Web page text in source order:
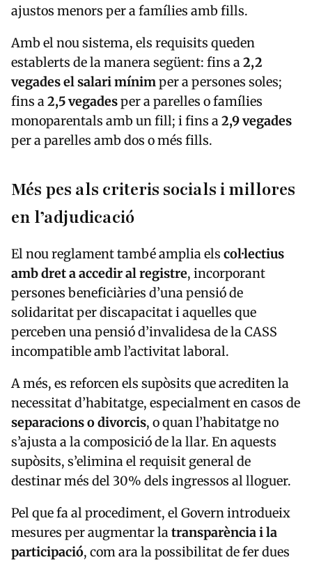
ajustos menors per a famílies amb fills.
Amb el nou sistema, els requisits queden
establerts de la manera següent: fins a2,2
vegades el salari mínimper a persones soles;
fins a2,5 vegadesper a parelles o famílies
monoparentals amb un fill; i fins a2,9 vegades
per a parelles amb dos o més fills.
Més pes als criteris socials i millores
en l’adjudicació
El nou reglament també amplia els col·lectius
amb dret a accedir al registre, incorporant
persones beneficiàries d’una pensió de
solidaritat per discapacitat i aquelles que
perceben una pensió d’invalidesa de la CASS
incompatible amb l’activitat laboral.
A més, es reforcen els supòsits que acrediten la
necessitat d’habitatge, especialment en casos de
separacions o divorcis, o quan l’habitatge no
s’ajusta a la composició de la llar. En aquests
supòsits, s’elimina el requisit general de
destinar més del 30% dels ingressos al lloguer.
Pel que fa al procediment, el Govern introdueix
mesures per augmentar la transparència i la
participació, com ara la possibilitat de fer dues